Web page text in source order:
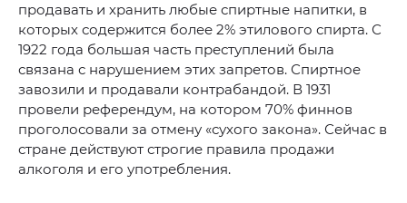
продавать и хранить любые спиртные напитки, в
которых содержится более 2% этилового спирта. С
1922 года большая часть преступлений была
связана с нарушением этих запретов. Спиртное
завозили и продавали контрабандой. В 1931
провели референдум, на котором 70% финнов
проголосовали за отмену «сухого закона». Сейчас в
стране действуют строгие правила продажи
алкоголя и его употребления.